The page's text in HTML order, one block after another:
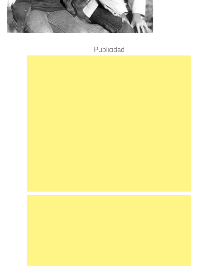
Publicidad